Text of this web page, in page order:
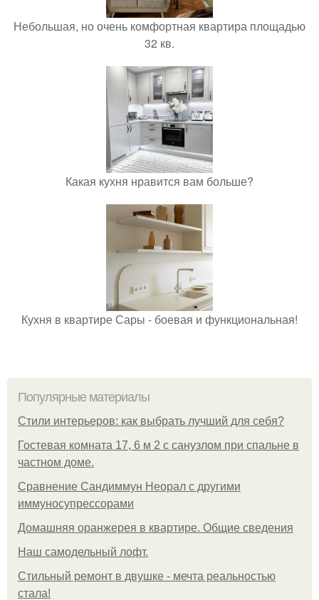
Небольшая, но очень комфортная квартира площадью
32 кв.
Какая кухня нравится вам больше?
Кухня в квартире Сары - боевая и функциональная!
Популярные материалы
Стили интерьеров: как выбрать лучший для себя?
Гостевая комната 17, 6 м 2 с санузлом при спальне в
частном доме.
Сравнение Сандиммун Неорал с другими
иммуносупрессорами
Домашняя оранжерея в квартире. Общие сведения
Наш самодельный лофт.
Стильный ремонт в двушке - мечта реальностью
стала!